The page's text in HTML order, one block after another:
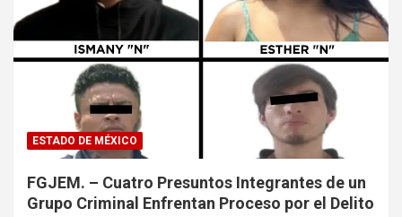
ESTADO DE MÉXICO
FGJEM. – Cuatro Presuntos Integrantes de un
Grupo Criminal Enfrentan Proceso por el Delito